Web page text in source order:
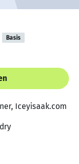
Basis
Iceyisaak.com